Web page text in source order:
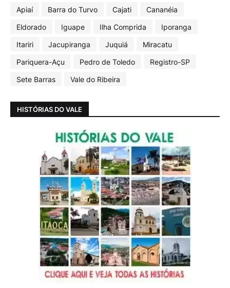
Apiaí Barra do Turvo Cajati
Cananéia
Eldorado
Iguape Ilha Comprida
Iporanga
Itariri
Jacupiranga Juquiá
Miracatu
Pariquera-Açu
Pedro de Toledo
Registro-SP
Sete Barras
Vale do Ribeira
HISTÓRIAS DO VALE